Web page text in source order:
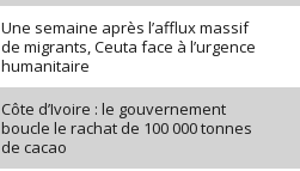
Une semaine après l’afflux massif
de migrants, Ceuta face à l’urgence
humanitaire
Côte d’Ivoire : le gouvernement
boucle le rachat de 100 000 tonnes
de cacao